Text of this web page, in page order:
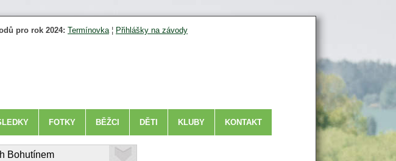
pro rok 2024: Termínovka¦ Přihlášky na závody
FOTKY BĚŽCI DĚTI KLUBY KONTAKT